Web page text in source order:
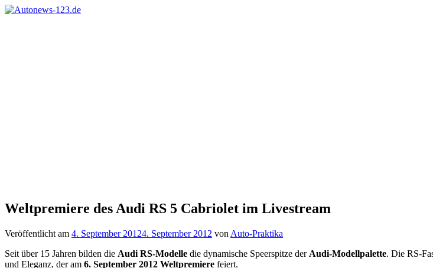
Zum
Weltpremiere des Audi RS 5 Cabriolet im Livestream
Veröffentlicht am 4. September 20124. September 2012 von Auto-Praktika
Seit über 15 Jahren bilden die Audi RS-Modelle die dynamische Speerspitze der Audi-Modellpalette. Die RS-
und Eleganz, der am 6. September 2012 Weltpremiere feiert.